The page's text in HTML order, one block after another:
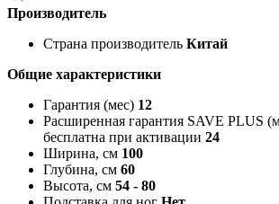
Производитель
Страна производитель Китай
Общие характеристики
Гарантия (мес) 12
Расширенная гарантия SAVE PLUS
бесплатна при активации 24
Ширина, см 100
Глубина, см 60
Высота, см 54 - 80